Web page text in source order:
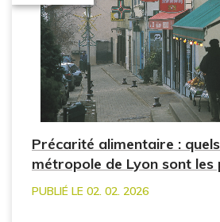
Précarité alimentaire :
métropole de Lyon sont les
PUBLIÉ LE 02. 02. 2026